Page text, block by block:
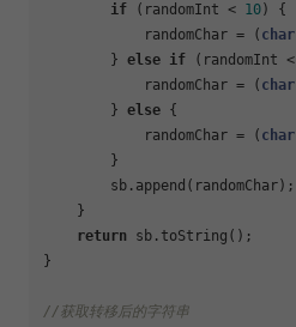
if (randomInt < 10 ) {
            randomChar = (
char
        }
else if (randomInt <
            randomChar = (
char
        }
else {
            randomChar = (
char
        }
        sb.append(randomChar);
    }
return sb.toString();
}
//获取转移后的字符串